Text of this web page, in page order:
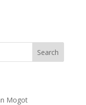
Search
Mogot